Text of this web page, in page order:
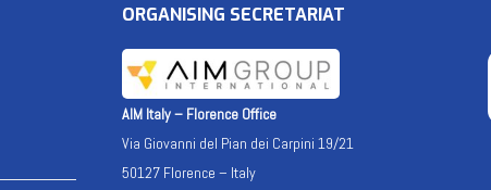
ORGANISING SECRETARIAT
AIM Italy – Florence Office
Via Giovanni del Pian dei Carpini 19/21
50127 Florence – Italy